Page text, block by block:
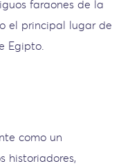
faraones de la
el principal lugar de
Egipto.
como un
historiadores,